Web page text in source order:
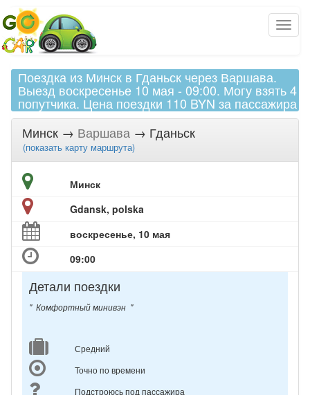
Поездка из Минск в Гданьск через Варшава.
Выезд воскресенье 10 мая - 09:00. Могу взять 4
попутчика. Цена поездки 110 BYN за пассажира
Минск → Варшава → Гданьск
(показать карту маршрута)
Минск
Gdansk, polska
воскресенье, 10 мая
09:00
Детали поездки
" Комфортный минивэн "
Средний
Точно по времени
Подстроюсь под пассажира